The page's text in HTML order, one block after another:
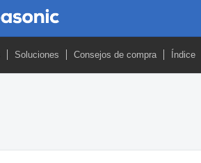
Soluciones Consejos de compra Índice